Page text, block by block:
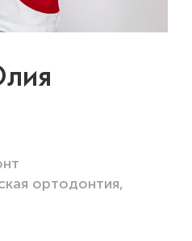
ортодонтия,